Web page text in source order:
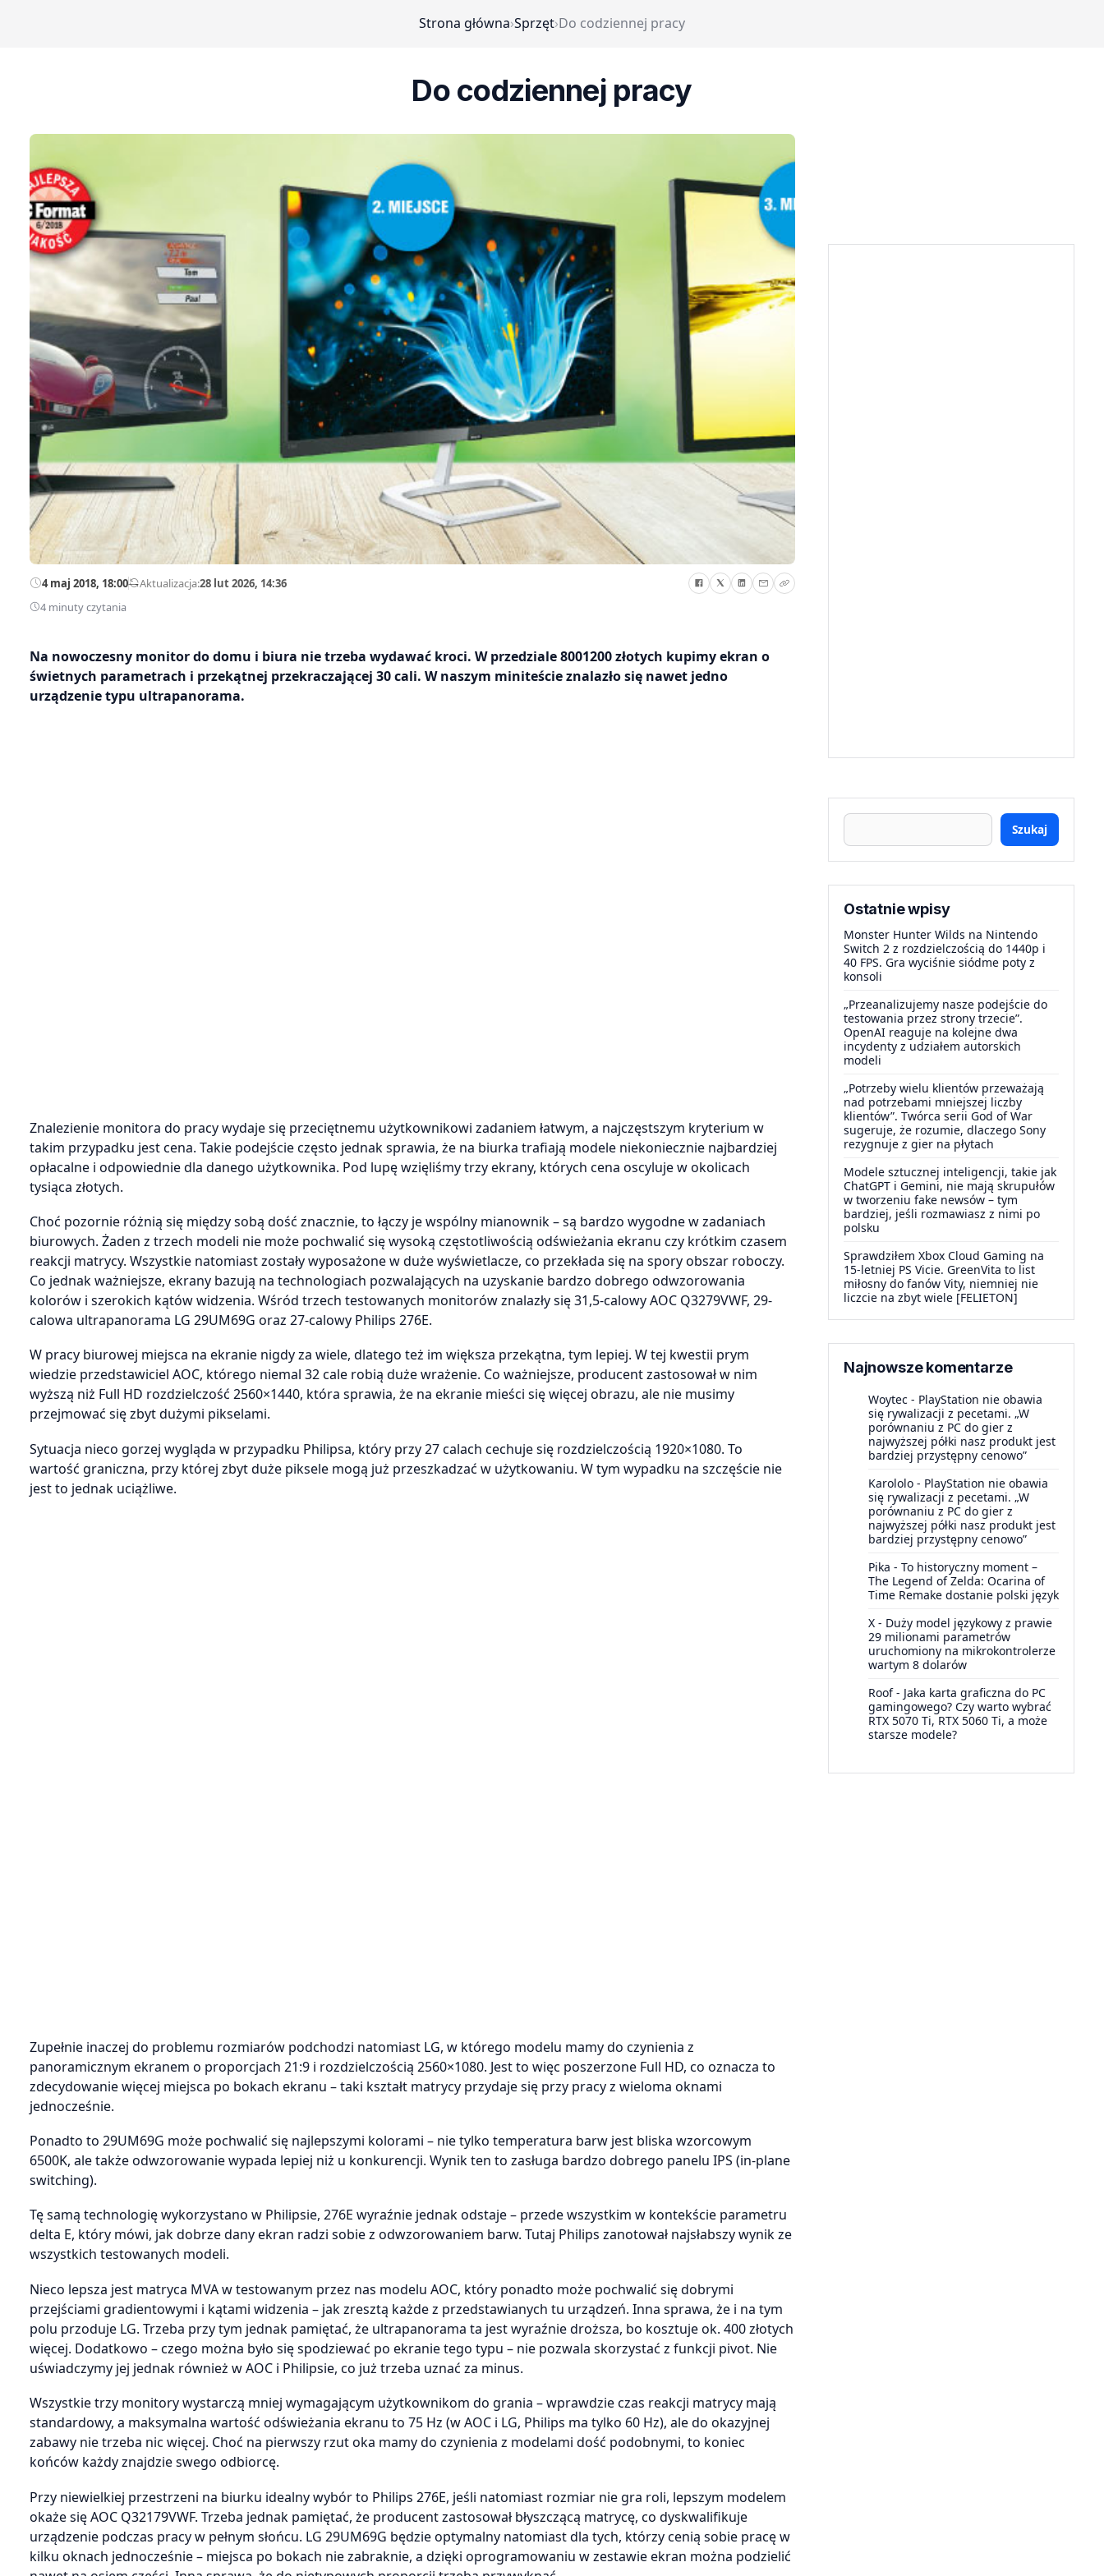
Strona główna›Sprzęt›Do codziennej pracy
Do codziennej pracy
4 maj 2018, 18:00—Aktualizacja:28 lut 2026, 14:36
4 minuty czytania
Na nowoczesny monitor do domu i biura nie trzeba wydawać kroci. W przedziale 8001200 złotych kupimy ekran o
świetnych parametrach i przekątnej przekraczającej 30 cali. W naszym miniteście znalazło się nawet jedno
urządzenie typu ultrapanorama.
Znalezienie monitora do pracy wydaje się przeciętnemu użytkownikowi zadaniem łatwym, a najczęstszym kryterium w
takim przypadku jest cena. Takie podejście często jednak sprawia, że na biurka trafiają modele niekoniecznie najbardziej
opłacalne i odpowiednie dla danego użytkownika. Pod lupę wzięliśmy trzy ekrany, których cena oscyluje w okolicach
tysiąca złotych.
Choć pozornie różnią się między sobą dość znacznie, to łączy je wspólny mianownik – są bardzo wygodne w zadaniach
biurowych. Żaden z trzech modeli nie może pochwalić się wysoką częstotliwością odświeżania ekranu czy krótkim czasem
reakcji matrycy. Wszystkie natomiast zostały wyposażone w duże wyświetlacze, co przekłada się na spory obszar roboczy.
Co jednak ważniejsze, ekrany bazują na technologiach pozwalających na uzyskanie bardzo dobrego odwzorowania
kolorów i szerokich kątów widzenia. Wśród trzech testowanych monitorów znalazły się 31,5-calowy AOC Q3279VWF, 29-
calowa ultrapanorama LG 29UM69G oraz 27-calowy Philips 276E.
W pracy biurowej miejsca na ekranie nigdy za wiele, dlatego też im większa przekątna, tym lepiej. W tej kwestii prym
wiedzie przedstawiciel AOC, którego niemal 32 cale robią duże wrażenie. Co ważniejsze, producent zastosował w nim
wyższą niż Full HD rozdzielczość 2560×1440, która sprawia, że na ekranie mieści się więcej obrazu, ale nie musimy
przejmować się zbyt dużymi pikselami.
Sytuacja nieco gorzej wygląda w przypadku Philipsa, który przy 27 calach cechuje się rozdzielczością 1920×1080. To
wartość graniczna, przy której zbyt duże piksele mogą już przeszkadzać w użytkowaniu. W tym wypadku na szczęście nie
jest to jednak uciążliwe.
Zupełnie inaczej do problemu rozmiarów podchodzi natomiast LG, w którego modelu mamy do czynienia z
panoramicznym ekranem o proporcjach 21:9 i rozdzielczością 2560×1080. Jest to więc poszerzone Full HD, co oznacza to
zdecydowanie więcej miejsca po bokach ekranu – taki kształt matrycy przydaje się przy pracy z wieloma oknami
jednocześnie.
Ponadto to 29UM69G może pochwalić się najlepszymi kolorami – nie tylko temperatura barw jest bliska wzorcowym
6500K, ale także odwzorowanie wypada lepiej niż u konkurencji. Wynik ten to zasługa bardzo dobrego panelu IPS (in-plane
switching).
Tę samą technologię wykorzystano w Philipsie, 276E wyraźnie jednak odstaje – przede wszystkim w kontekście parametru
delta E, który mówi, jak dobrze dany ekran radzi sobie z odwzorowaniem barw. Tutaj Philips zanotował najsłabszy wynik ze
wszystkich testowanych modeli.
Nieco lepsza jest matryca MVA w testowanym przez nas modelu AOC, który ponadto może pochwalić się dobrymi
przejściami gradientowymi i kątami widzenia – jak zresztą każde z przedstawianych tu urządzeń. Inna sprawa, że i na tym
polu przoduje LG. Trzeba przy tym jednak pamiętać, że ultrapanorama ta jest wyraźnie droższa, bo kosztuje ok. 400 złotych
więcej. Dodatkowo – czego można było się spodziewać po ekranie tego typu – nie pozwala skorzystać z funkcji pivot. Nie
uświadczymy jej jednak również w AOC i Philipsie, co już trzeba uznać za minus.
Wszystkie trzy monitory wystarczą mniej wymagającym użytkownikom do grania – wprawdzie czas reakcji matrycy mają
standardowy, a maksymalna wartość odświeżania ekranu to 75 Hz (w AOC i LG, Philips ma tylko 60 Hz), ale do okazyjnej
zabawy nie trzeba nic więcej. Choć na pierwszy rzut oka mamy do czynienia z modelami dość podobnymi, to koniec
końców każdy znajdzie swego odbiorcę.
Przy niewielkiej przestrzeni na biurku idealny wybór to Philips 276E, jeśli natomiast rozmiar nie gra roli, lepszym modelem
okaże się AOC Q32179VWF. Trzeba jednak pamiętać, że producent zastosował błyszczącą matrycę, co dyskwalifikuje
urządzenie podczas pracy w pełnym słońcu. LG 29UM69G będzie optymalny natomiast dla tych, którzy cenią sobie pracę w
kilku oknach jednocześnie – miejsca po bokach nie zabraknie, a dzięki oprogramowaniu w zestawie ekran można podzielić
Szukaj
Ostatnie wpisy
Monster Hunter Wilds na Nintendo
Switch 2 z rozdzielczością do 1440p i
40 FPS. Gra wyciśnie siódme poty z
konsoli
„Przeanalizujemy nasze podejście do
testowania przez strony trzecie”.
OpenAI reaguje na kolejne dwa
incydenty z udziałem autorskich
modeli
„Potrzeby wielu klientów przeważają
nad potrzebami mniejszej liczby
klientów”. Twórca serii God of War
sugeruje, że rozumie, dlaczego Sony
rezygnuje z gier na płytach
Modele sztucznej inteligencji, takie jak
ChatGPT i Gemini, nie mają skrupułów
w tworzeniu fake newsów – tym
bardziej, jeśli rozmawiasz z nimi po
polsku
Sprawdziłem Xbox Cloud Gaming na
15-letniej PS Vicie. GreenVita to list
miłosny do fanów Vity, niemniej nie
liczcie na zbyt wiele [FELIETON]
Najnowsze komentarze
Woytec - PlayStation nie obawia
się rywalizacji z pecetami. „W
porównaniu z PC do gier z
najwyższej półki nasz produkt jest
bardziej przystępny cenowo”
Karololo - PlayStation nie obawia
się rywalizacji z pecetami. „W
porównaniu z PC do gier z
najwyższej półki nasz produkt jest
bardziej przystępny cenowo”
Pika - To historyczny moment –
The Legend of Zelda: Ocarina of
Time Remake dostanie polski język
X - Duży model językowy z prawie
29 milionami parametrów
uruchomiony na mikrokontrolerze
wartym 8 dolarów
Roof- Jaka karta graficzna do PC
gamingowego? Czy warto wybrać
RTX 5070 Ti, RTX 5060 Ti, a może
starsze modele?